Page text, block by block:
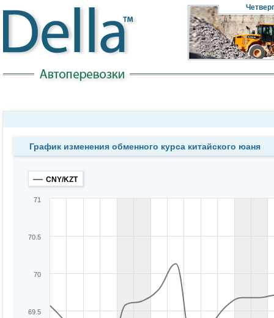
Четверг
График изменения обменного курса китайского юаня
CNY/KZT
69.5
70
70.5
71